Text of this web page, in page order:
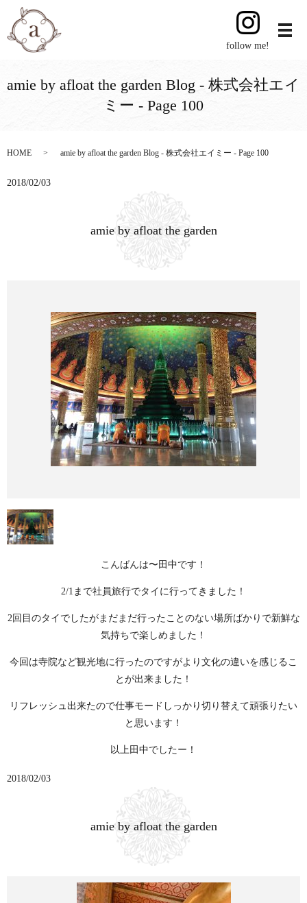
follow me!
amie by afloat the garden Blog - 株式会社エイ
ミー - Page 100
HOME amie by afloat the garden Blog - 株式会社エイミー - Page 100
2018/02/03
amie by afloat the garden
こんばんは〜田中です！
2/1まで社員旅行でタイに行ってきました！
2回目のタイでしたがまだまだ行ったことのない場所ばかりで新鮮な
気持ちで楽しめました！
今回は寺院など観光地に行ったのですがより文化の違いを感じるこ
とが出来ました！
リフレッシュ出来たので仕事モードしっかり切り替えて頑張りたい
と思います！
以上田中でしたー！
2018/02/03
amie by afloat the garden